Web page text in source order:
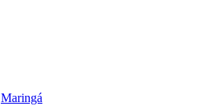
Maringá